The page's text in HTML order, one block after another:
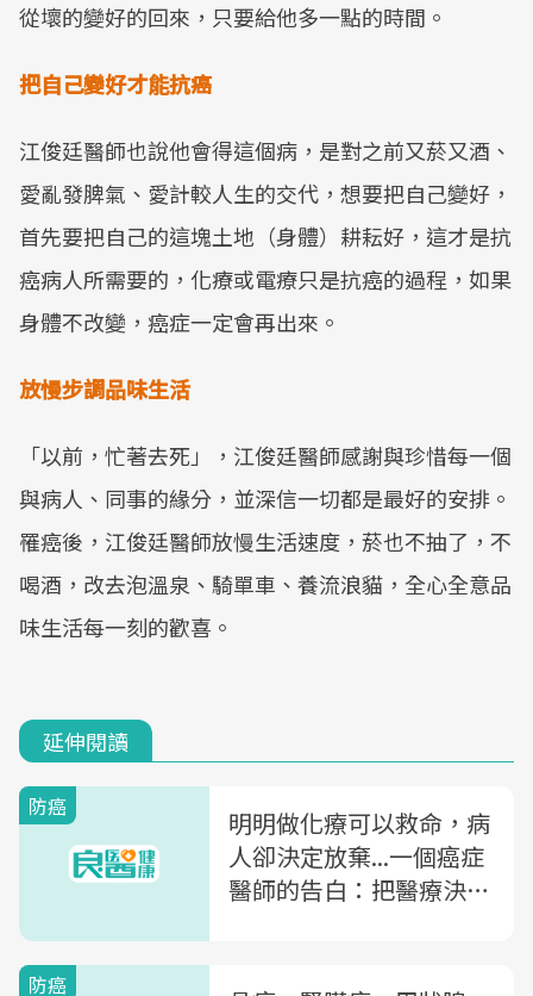
從壞的變好的回來，只要給他多一點的時間。
把自己變好才能抗癌
江俊廷醫師也說他會得這個病，是對之前又菸又酒、
愛亂發脾氣、愛計較人生的交代，想要把自己變好，
首先要把自己的這塊土地（身體）耕耘好，這才是抗
癌病人所需要的，化療或電療只是抗癌的過程，如果
身體不改變，癌症一定會再出來。
放慢步調品味生活
「以前，忙著去死」，江俊廷醫師感謝與珍惜每一個
與病人、同事的緣分，並深信一切都是最好的安排。
罹癌後，江俊廷醫師放慢生活速度，菸也不抽了，不
喝酒，改去泡溫泉、騎單車、養流浪貓，全心全意品
味生活每一刻的歡喜。
延伸閱讀
防癌
明明做化療可以救命，病
人卻決定放棄...一個癌症
醫師的告白：把醫療決定
防癌